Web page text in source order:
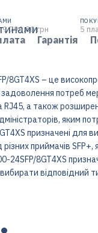
9 799.80 грн 5
Гарантія
8GT4XS – це
потреб
а також
яким
призначені для
приймачів
24SFP/8GT4XS
відповідний